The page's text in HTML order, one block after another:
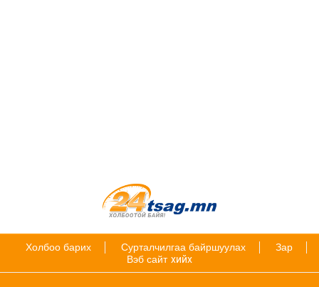
Холбоо барих Сурталчилгаа байршуулах
Зар
Вэб сайт хийх